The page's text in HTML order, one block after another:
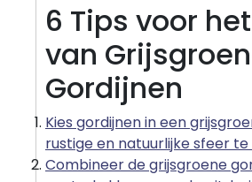
6 Tips voor
van
Gordijnen
Kies gordijnen in een
rustige en natuurlijke sfeer
Combineer de grijsgroene